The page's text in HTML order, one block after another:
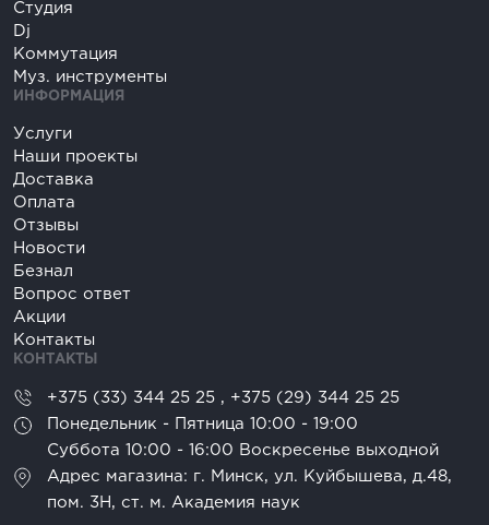
Студия
Dj
Коммутация
Муз. инструменты
ИНФОРМАЦИЯ
Услуги
Наши проекты
Доставка
Оплата
Отзывы
Новости
Безнал
Вопрос ответ
Акции
Контакты
КОНТАКТЫ
+375 (33) 344 25 25 , +375 (29) 344 25 25
Понедельник - Пятница 10:00 - 19:00
Суббота 10:00 - 16:00 Воскресенье выходной
Адрес магазина: г. Минск, ул. Куйбышева, д.48,
пом. 3Н, ст. м. Академия наук